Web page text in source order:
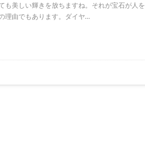
も美しい輝きを放ちますね。それが宝石が人を
理由でもあります。ダイヤ…